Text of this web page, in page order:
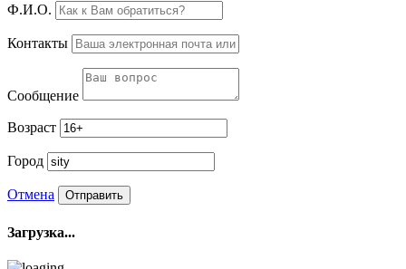
Ф.И.О.
Контакты
Сообщение
Возраст
Город
Отмена
Загрузка...